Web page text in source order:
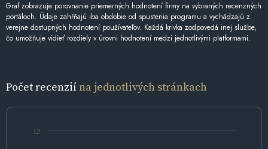
Graf zobrazuje porovnanie priemerných hodnotení firmy na vybraných recenzných
portáloch. Údaje zahŕňajú iba obdobie od spustenia programu a vychádzajú z
verejne dostupných hodnotení používateľov. Každá krivka zodpovedá inej službe,
čo umožňuje vidieť rozdiely v úrovni hodnotení medzi jednotlivými platformami.
Počet recenziína jednotlivých stránkach
12